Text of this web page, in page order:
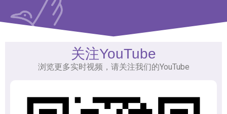
关注YouTube
浏览更多实时视频，请关注我们的YouTube